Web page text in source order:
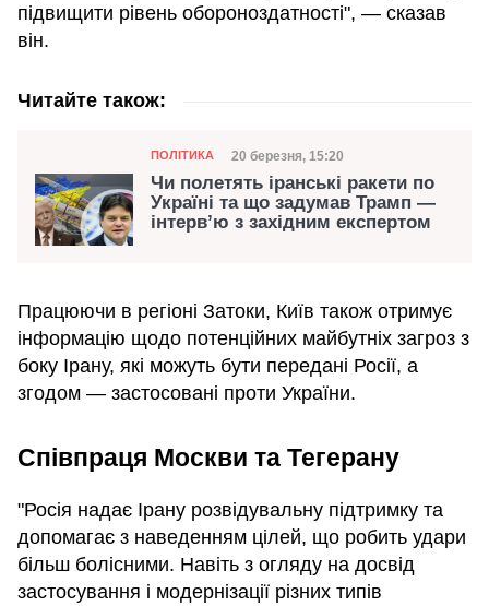
підвищити рівень обороноздатності", — сказав
він.
Читайте також:
Категорія
ПОЛІТИКА Дата публікації
20 березня, 15:20
Чи полетять іранські ракети по
Україні та що задумав Трамп —
інтервʼю з західним експертом
Працюючи в регіоні Затоки, Київ також отримує
інформацію щодо потенційних майбутніх загроз з
боку Ірану, які можуть бути передані Росії, а
згодом — застосовані проти України.
Співпраця Москви та Тегерану
"Росія надає Ірану розвідувальну підтримку та
допомагає з наведенням цілей, що робить удари
більш болісними. Навіть з огляду на досвід
застосування і модернізації різних типів